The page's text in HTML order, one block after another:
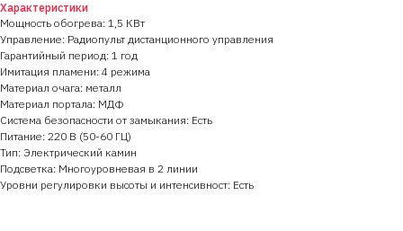
Характеристики
Мощность обогрева: 1,5 КВт
Управление: Радиопульт дистанционного управления
Гарантийный период: 1 год
Имитация пламени: 4 режима
Материал очага: металл
Материал портала: МДФ
Система безопасности от замыкания: Есть
Питание: 220 В (50-60 ГЦ)
Тип: Электрический камин
Подсветка: Многоуровневая в 2 линии
Уровни регулировки высоты и интенсивност: Есть